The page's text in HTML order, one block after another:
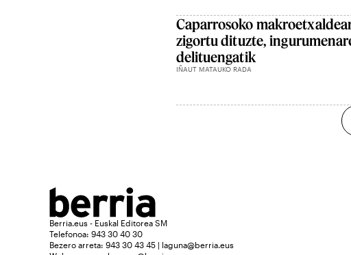
Caparrosoko
zigortu dituzte,
delituengatik
IÑAUT MATAUKO RADA
Berria.eus - Euskal Editorea SM
Telefonoa: 943 30 40 30
Bezero arreta: 943 30 43 45 | laguna@berria.eus